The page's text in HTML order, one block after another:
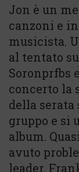
Jon è un
canzoni e
musicista.
al tentato
Soronprfbs
concerto la
della
gruppo e si
album.
avuto
leader,